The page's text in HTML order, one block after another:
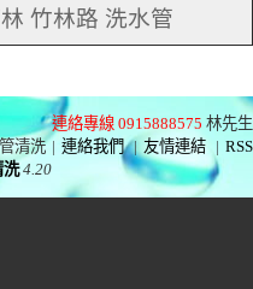
竹林路 洗水管
連絡專線 0915888575 林先生
清洗 | 連絡我們 | 友情連結 | RSS
洗 4.20